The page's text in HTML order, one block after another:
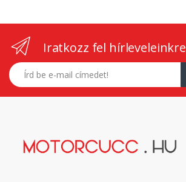
Iratkozz fel hírleveleinkre
E-mail címed